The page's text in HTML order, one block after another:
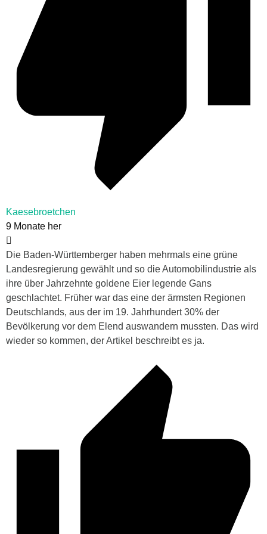
Kaesebroetchen
9 Monate her
Die Baden-Württemberger haben mehrmals eine grüne
Landesregierung gewählt und so die Automobilindustrie als
ihre über Jahrzehnte goldene Eier legende Gans
geschlachtet. Früher war das eine der ärmsten Regionen
Deutschlands, aus der im 19. Jahrhundert 30% der
Bevölkerung vor dem Elend auswandern mussten. Das wird
wieder so kommen, der Artikel beschreibt es ja.